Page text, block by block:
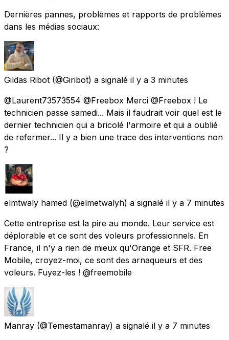
Dernières pannes, problèmes et rapports de problèmes
dans les médias sociaux:
Gildas Ribot (@Giribot) a signalé il y a 3 minutes
@Laurent73573554 @Freebox Merci @Freebox ! Le
technicien passe samedi... Mais il faudrait voir quel est le
dernier technicien qui a bricolé l'armoire et qui a oublié
de refermer... Il y a bien une trace des interventions non
?
elmtwaly hamed (@elmetwalyh) a signalé il y a 7 minutes
Cette entreprise est la pire au monde. Leur service est
déplorable et ce sont des voleurs professionnels. En
France, il n'y a rien de mieux qu'Orange et SFR. Free
Mobile, croyez-moi, ce sont des arnaqueurs et des
voleurs. Fuyez-les ! @freemobile
Manray (@Temestamanray) a signalé il y a 7 minutes